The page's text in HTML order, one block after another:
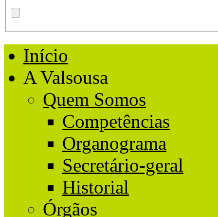
Início
A Valsousa
Quem Somos
Competências
Organograma
Secretário-geral
Historial
Órgãos